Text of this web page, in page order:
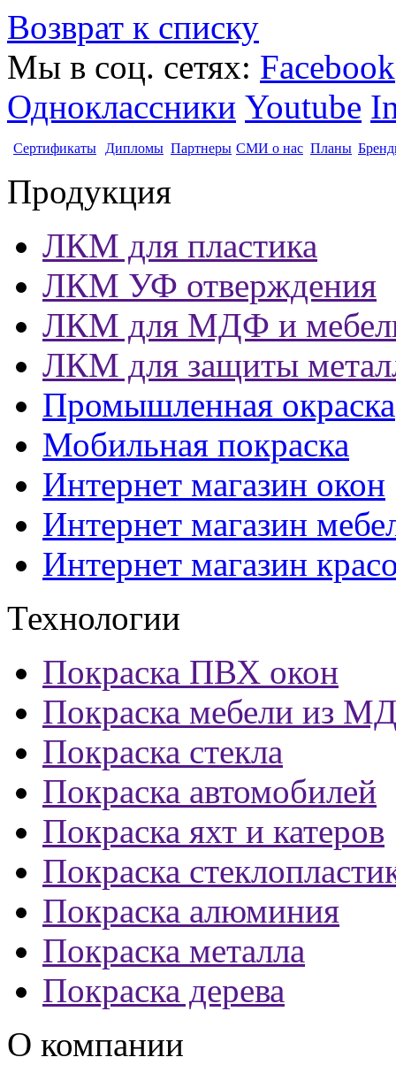
Возврат к списку
Мы в соц. сетях: Facebook
Одноклассники Youtube
Сертификаты Дипломы Партнеры СМИ о нас Планы
Продукция
ЛКМ для пластика
ЛКМ УФ отверждения
ЛКМ для МДФ и
ЛКМ для защиты
Промышленная окраска
Мобильная покраска
Интернет магазин окон
Интернет магазин
Интернет магазин
Технологии
Покраска ПВХ окон
Покраска мебели из
Покраска стекла
Покраска автомобилей
Покраска яхт и катеров
Покраска
Покраска алюминия
Покраска металла
Покраска дерева
О компании